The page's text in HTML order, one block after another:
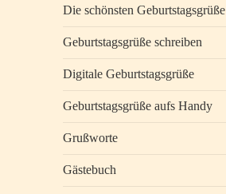
Die schönsten Geburtstagsgrüße
Geburtstagsgrüße schreiben
Digitale Geburtstagsgrüße
Geburtstagsgrüße aufs Handy
Grußworte
Gästebuch